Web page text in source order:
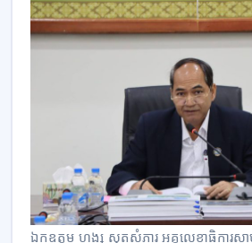
ឯកឧត្តម​ ហង្ស សុតសំភារ អគ្គលេខាធិការស្ថា